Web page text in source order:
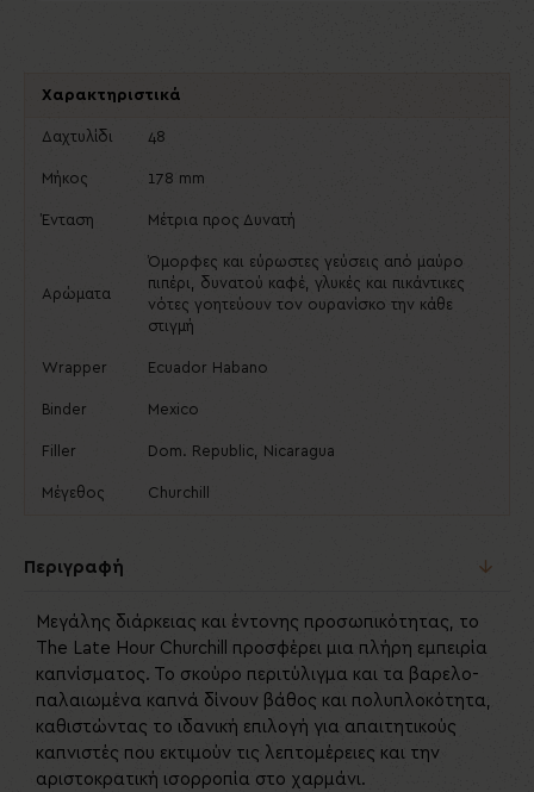
Χαρακτηριστικά
Δαχτυλίδι 48
Μήκος 178 mm
Ένταση Μέτρια προς Δυνατή
Αρώματα
Όμορφες και εύρωστες γεύσεις από μαύρο
πιπέρι, δυνατού καφέ, γλυκές και πικάντικες
νότες γοητεύουν τον ουρανίσκο την κάθε
στιγμή
Wrapper Ecuador Habano
Binder Mexico
Filler Dom. Republic, Nicaragua
Μέγεθος Churchill
Περιγραφή
Μεγάλης διάρκειας και έντονης προσωπικότητας, το
The Late Hour Churchill προσφέρει μια πλήρη εμπειρία
καπνίσματος. Το σκούρο περιτύλιγμα και τα βαρελο-
παλαιωμένα καπνά δίνουν βάθος και πολυπλοκότητα,
καθιστώντας το ιδανική επιλογή για απαιτητικούς
καπνιστές που εκτιμούν τις λεπτομέρειες και την
αριστοκρατική ισορροπία στο χαρμάνι.